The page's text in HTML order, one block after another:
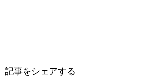
記事をシェアする